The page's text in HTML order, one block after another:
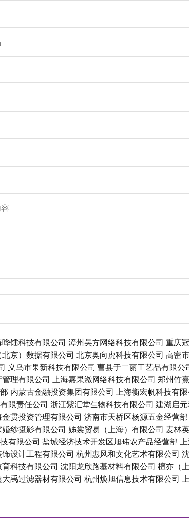
哗镭科技有限公司 漳州吴方网络科技有限公司 重庆
北京）数据有限公司 北京奥向虎科技有限公司 高密
义乌市果新科技有限公司 曹县于二丽工艺品有限公
理有限公司 上海嘉果潋网络科技有限公司 郑州竹
内蒙古金融投资集团有限公司 上海衡宏帆科技有限
限责任公司 浙江紫汇堂生物科技有限公司 建湖启
金贯投资管理有限公司 济南市天桥区杨源五金经营部
纱摄影有限公司 姊裳贸易（上海）有限公司 麦林
有限公司 盐城经济技术开发区旭玮农产品经营部
设计工程有限公司 杭州惠风和文化艺术有限公司
科技有限公司 沈阳龙欣路基材料有限公司 檀亦（
禹过滤器材有限公司 杭州焕旭信息技术有限公司